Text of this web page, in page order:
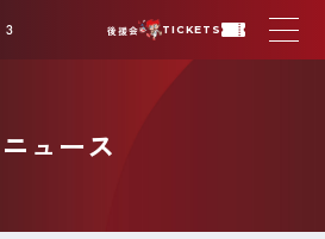
後援会 TICKETS
ニュース